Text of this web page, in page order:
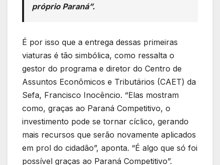
próprio Paraná”.
É por isso que a entrega dessas primeiras
viaturas é tão simbólica, como ressalta o
gestor do programa e diretor do Centro de
Assuntos Econômicos e Tributários (CAET) da
Sefa, Francisco Inocêncio. “Elas mostram
como, graças ao Paraná Competitivo, o
investimento pode se tornar cíclico, gerando
mais recursos que serão novamente aplicados
em prol do cidadão”, aponta. “É algo que só foi
possível graças ao Paraná Competitivo”.